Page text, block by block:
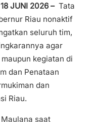
JUNI 2026 –Tata
Riau nonaktif
seluruh tim,
agar
kegiatan di
dan Penataan
dan
Riau.
saat